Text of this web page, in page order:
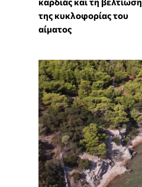
της κυκλοφορίας του
αίματος